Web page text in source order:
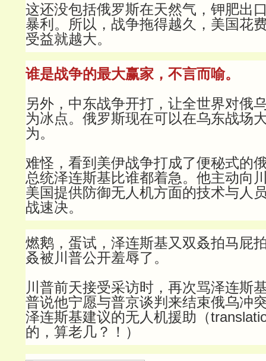
这还没包括俄罗斯在天然气，钾肥出
暴利。所以，战争拖得越久，美国花
受益就越大。
谁是战争的最大赢家，不言而喻。
另外，中东战争开打，让全世界对俄
为冰点。俄罗斯现在可以在乌东战场
为。
难怪，看到美伊战争打成了便秘式的
总统泽连斯基比谁都着急。他主动向
美国提供防御无人机方面的技术与人
战速决。
燃鹅，蛋试，泽连斯基又双叒拍马屁
叒被川普公开羞辱了。
川普前天接受采访时，再次骂泽连斯
普说他宁愿与普京谈判来结束俄乌冲
泽连斯基建议的无人机援助（
的，算老几？！）